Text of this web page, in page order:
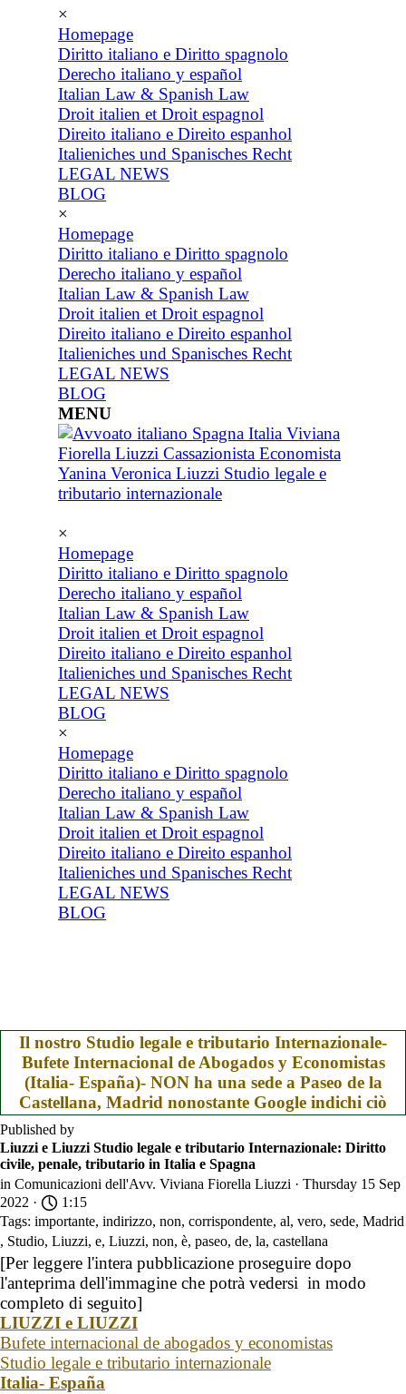
×
Homepage
Diritto italiano e Diritto spagnolo
Derecho italiano y español
Italian Law & Spanish Law
Droit italien et Droit espagnol
Direito italiano e Direito espanhol
Italieniches und Spanisches Recht
LEGAL NEWS
BLOG
×
Homepage
Diritto italiano e Diritto spagnolo
Derecho italiano y español
Italian Law & Spanish Law
Droit italien et Droit espagnol
Direito italiano e Direito espanhol
Italieniches und Spanisches Recht
LEGAL NEWS
BLOG
MENU
×
Homepage
Diritto italiano e Diritto spagnolo
Derecho italiano y español
Italian Law & Spanish Law
Droit italien et Droit espagnol
Direito italiano e Direito espanhol
Italieniches und Spanisches Recht
LEGAL NEWS
BLOG
×
Homepage
Diritto italiano e Diritto spagnolo
Derecho italiano y español
Italian Law & Spanish Law
Droit italien et Droit espagnol
Direito italiano e Direito espanhol
Italieniches und Spanisches Recht
LEGAL NEWS
BLOG
Il nostro Studio legale e tributario Internazionale-
Bufete Internacional de Abogados y Economistas
(Italia- España)- NON ha una sede a Paseo de la
Castellana, Madrid nonostante Google indichi ciò
Published by
Liuzzi e Liuzzi Studio legale e tributario Internazionale: Diritto
civile, penale, tributario in Italia e Spagna
in Comunicazioni dell'Avv. Viviana Fiorella Liuzzi · Thursday 15 Sep
2022 ·
1:15
Tags: importante, indirizzo, non, corrispondente, al, vero, sede, Madrid
, Studio, Liuzzi, e, Liuzzi, non, è, paseo, de, la, castellana
[Per leggere l'intera pubblicazione proseguire dopo
l'anteprima dell'immagine che potrà vedersi in modo
completo di seguito]
LIUZZI e LIUZZI
Bufete internacional de abogados y economistas
Studio legale e tributario internazionale
Italia- España